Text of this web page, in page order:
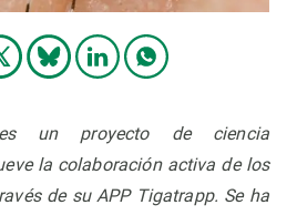
es un proyecto de ciencia
la colaboración activa de los
de su APP Tigatrapp. Se ha